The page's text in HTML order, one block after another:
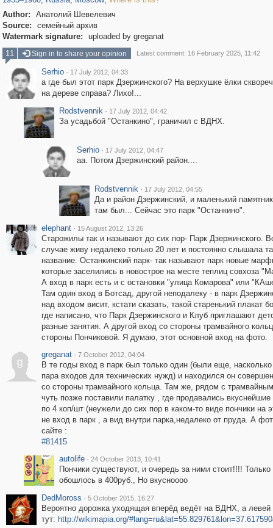
Author:
Анатолий Шевелевич
Source:
семейный архив
Watermark signature:
uploaded by greganat
11
Sign in to share your opinion Latest comment: 16 February 2025, 11:42
Serhio · 17 July 2012, 04:33
а где был этот парк Дзержинского? На верхушке ёлки
на дереве справа? Лихо!...
Rodstvennik · 17 July 2012, 04:42
За усадьбой "Останкино", граничил с ВДНХ.
Serhio · 17 July 2012, 04:47
аа. Потом Дзержинский район....
Rodstvennik · 17 July 2012, 04:55
Да и район Дзержинский, и маленький
там был... Сейчас это парк "Останкино".
elephant · 15 August 2012, 13:26
Старожилы так и называют до сих пор- Парк Дзержинского.
случае живу недалеко только 20 лет и постоянно слышала
название. Останкинский парк- так называют парк новые
которые заселились в новострое на месте теплиц совхоза
А вход в парк есть и с остановки "улица Комарова" или
Там один вход в Ботсад, другой неподалеку - в парк
над входом висит, кстати сказать, такой старенький плакат
где написано, что Парк Дзержинского и Клуб приглашают
разные занятия. А другой вход со стороны трамвайного
стороны Пончиковой. Я думаю, этот основной вход на фото.
g
greganat · 7 October 2012, 04:04
В те годы вход в парк был только один (были еще,
пара входов для технических нужд) и находился он
со стороны трамвайного кольца. Там же, рядом с
чуть позже поставили палатку , где продавались вкуснейшие
по 4 коп/шт (неужели до сих пор в каком-то виде пончики
не вход в парк , а вид внутри парка,недалеко от пруда. А
сайте :
#81415
autolife · 24 October 2013, 10:41
Пончики существуют, и очередь за ними стоит!!!!
обошлось в 400руб., Но вкусноооо
DedMoross · 5 October 2015, 16:27
Вероятно дорожка уходящая вперёд ведёт на ВДНХ, а левей
тут: http://wikimapia.org/